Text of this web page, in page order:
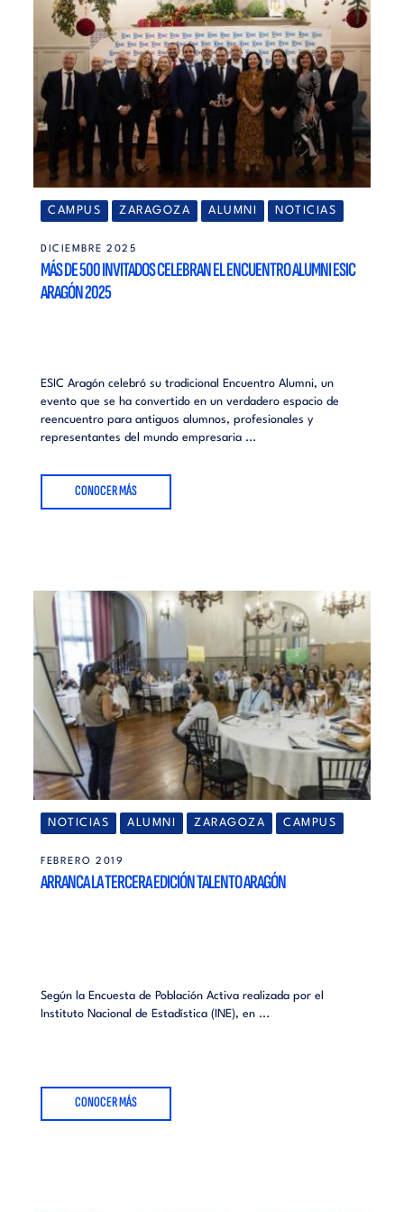
CAMPUS ZARAGOZA ALUMNI NOTICIAS
DICIEMBRE 2025
MÁS DE 500 INVITADOS CELEBRAN EL ENCUENTRO ALUMNI ESIC
ARAGÓN 2025
ESIC Aragón celebró su tradicional Encuentro Alumni, un
evento que se ha convertido en un verdadero espacio de
reencuentro para antiguos alumnos, profesionales y
representantes del mundo empresaria ...
CONOCER MÁS
NOTICIAS ALUMNI ZARAGOZA CAMPUS
FEBRERO 2019
ARRANCA LA TERCERA EDICIÓN TALENTO ARAGÓN
Según la Encuesta de Población Activa realizada por el
Instituto Nacional de Estadística (INE), en ...
CONOCER MÁS